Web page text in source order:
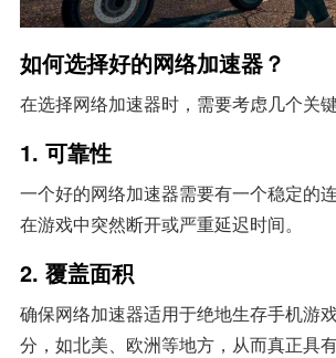
如何选择好的网络加速器？
在选择网络加速器时，需要考虑几个关
1. 可靠性
一个好的网络加速器需要有一个稳定的
在游戏中突然断开或严重延迟时间。
2. 覆盖面积
确保网络加速器适用于绝地生存手机游
分，如北美、欧洲等地方，从而真正具有